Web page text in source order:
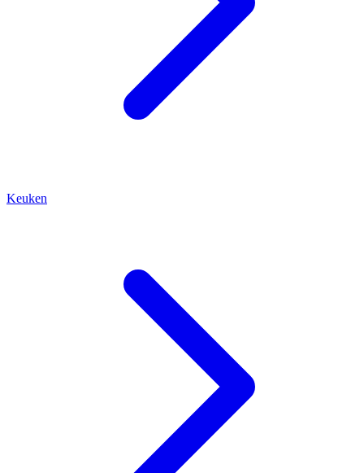
Keuken